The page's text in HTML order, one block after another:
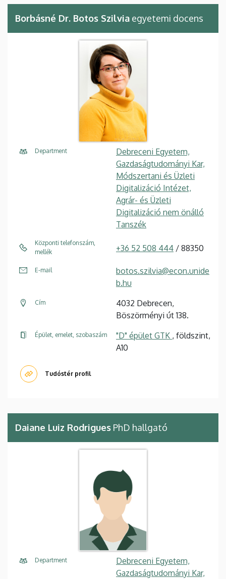
Borbásné Dr. Botos Szilvia egyetemi docens
Department
Debreceni Egyetem,
Gazdaságtudományi Kar,
Módszertani és Üzleti
Digitalizáció Intézet,
Agrár- és Üzleti
Digitalizáció nem önálló
Tanszék
Központi telefonszám,
mellék
+36 52 508 444 / 88350
E-mail
botos.szilvia@econ.unide
b.hu
Cím
4032 Debrecen,
Böszörményi út 138.
Épület, emelet, szobaszám "D" épület GTK , földszint,
A10
Tudóstér profil
Daiane Luiz Rodrigues PhD hallgató
Department
Debreceni Egyetem,
Gazdaságtudományi Kar,